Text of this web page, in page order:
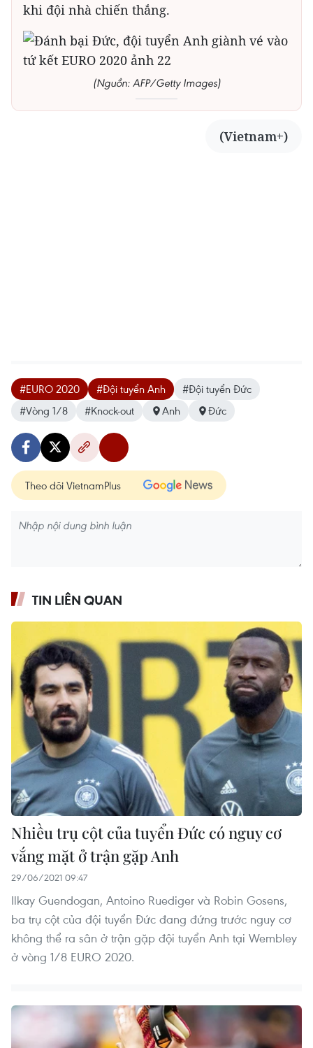
khi đội nhà chiến thắng.
(Nguồn: AFP/Getty Images)
(Vietnam+)
#EURO 2020 #Đội tuyển Anh
#Đội tuyển Đức
#Vòng 1/8
#Knock-out Anh Đức
Theo dõi VietnamPlus
TIN LIÊN QUAN
Nhiều trụ cột của tuyển Đức có nguy cơ
vắng mặt ở trận gặp Anh
29/06/2021 09:47
Ilkay Guendogan, Antoino Ruediger và Robin Gosens,
ba trụ cột của đội tuyển Đức đang đứng trước nguy cơ
không thể ra sân ở trận gặp đội tuyển Anh tại Wembley
ở vòng 1/8 EURO 2020.